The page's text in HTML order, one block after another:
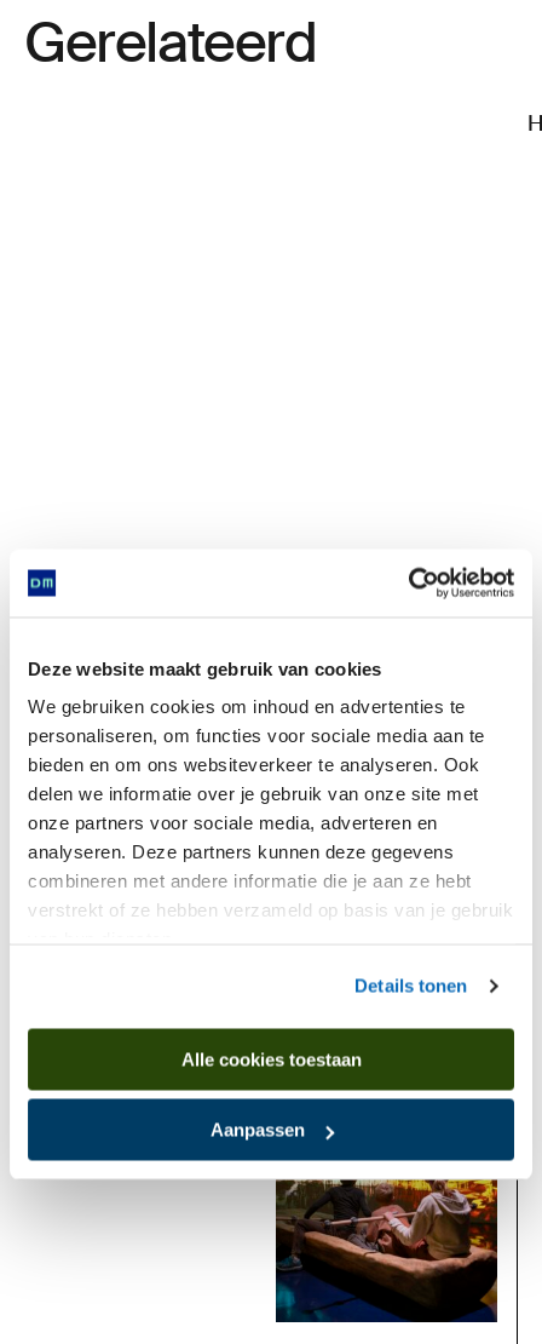
Deze website maakt gebruik van cookies
We gebruiken cookies om inhoud en advertenties te
personaliseren, om functies voor sociale media aan te
bieden en om ons websiteverkeer te analyseren. Ook
delen we informatie over je gebruik van onze site met
onze partners voor sociale media, adverteren en
analyseren. Deze partners kunnen deze gegevens
combineren met andere informatie die je aan ze hebt
verstrekt of ze hebben verzameld op basis van je gebruik
Details tonen
Alle cookies toestaan
Aanpassen
Gerelateerd
Stopfles met adder en hazelworm
Komt voor in